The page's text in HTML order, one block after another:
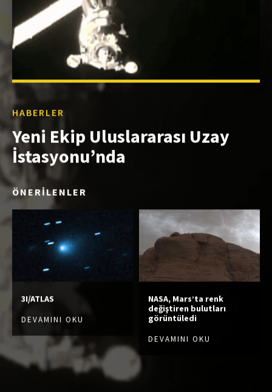
HABERLER
Yeni Ekip Uluslararası Uzay
İstasyonu’nda
ÖNERİLENLER
3I/ATLAS
DEVAMINI OKU
NASA, Mars’ta renk
değiştiren bulutları
görüntüledi
DEVAMINI OKU